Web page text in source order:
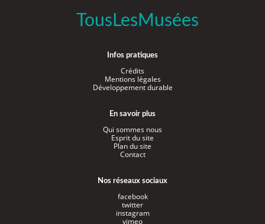
TousLesMusées
Infos pratiques
Crédits
Mentions légales
Développement durable
En savoir plus
Qui sommes nous
Esprit du site
Plan du site
Contact
Nos réseaux sociaux
facebook
twitter
instagram
vimeo